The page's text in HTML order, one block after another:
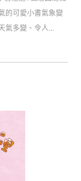
的可愛小書氣象變
氣多變、令人...